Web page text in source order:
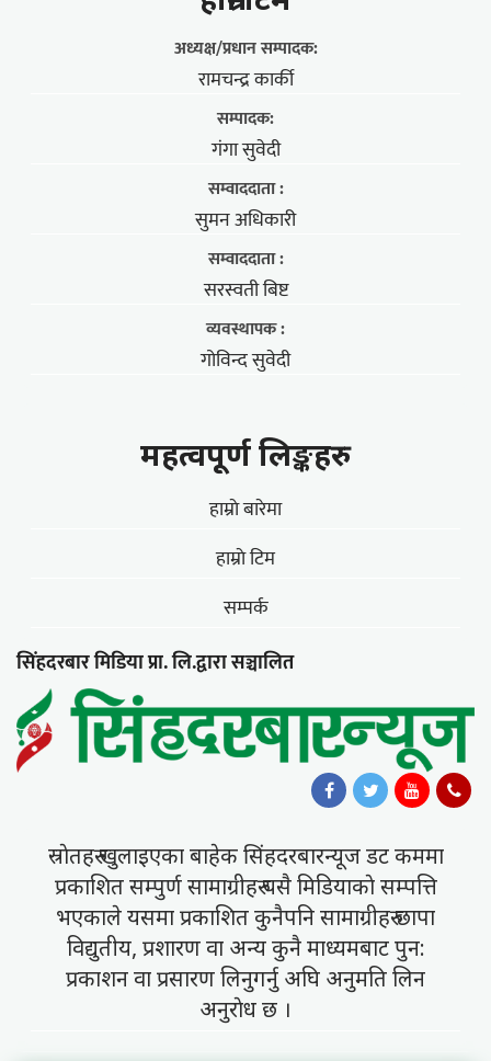
अध्यक्ष/प्रधान सम्पादक:
रामचन्द्र कार्की
सम्पादक:
गंगा सुवेदी
सम्वाददाता :
सुमन अधिकारी
सम्वाददाता :
सरस्वती बिष्ट
व्यवस्थापक :
गोविन्द सुवेदी
महत्वपूर्ण लिङ्कहरु
हाम्राे बारेमा
हाम्राे टिम
सम्पर्क
सिंहदरबार मिडिया प्रा. लि.द्वारा सञ्चालित
स्राेतहरु खुलाइएका बाहेक सिंहदरबारन्यूज डट कममा
प्रकाशित सम्पुर्ण सामाग्रीहरु यसै मिडियाकाे सम्पत्ति
भएकाले यसमा प्रकाशित कुनैपनि सामाग्रीहरु छापा
विद्युतीय, प्रशारण वा अन्य कुनै माध्यमबाट पुन:
प्रकाशन वा प्रसारण लिनुगर्नु अघि अनुमति लिन
अनुराेध छ ।